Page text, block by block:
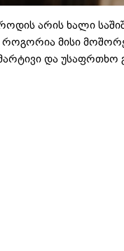
არის ხალი
როგორია მისი
და უსაფრთხო